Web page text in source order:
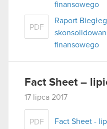
finansowego
PDF
Raport
finansowego
Fact Sheet –
17 lipca 2017
PDF Fact Sheet -